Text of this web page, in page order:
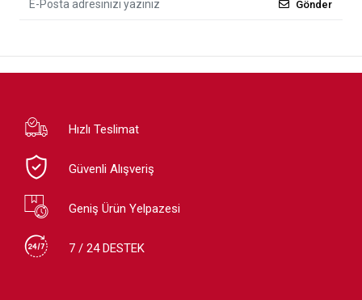
Gönder
Hızlı Teslimat
Güvenli Alışveriş
Geniş Ürün Yelpazesi
7 / 24 DESTEK